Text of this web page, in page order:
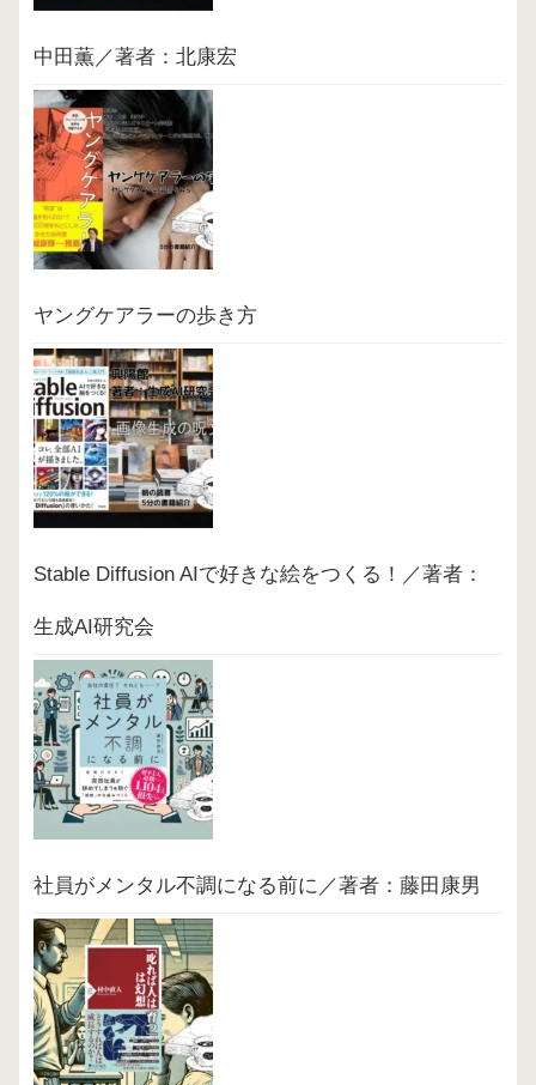
中田薫／著者：北康宏
ヤングケアラーの歩き方
Stable Diffusion AIで好きな絵をつくる！／著者：
生成AI研究会
社員がメンタル不調になる前に／著者：藤田康男